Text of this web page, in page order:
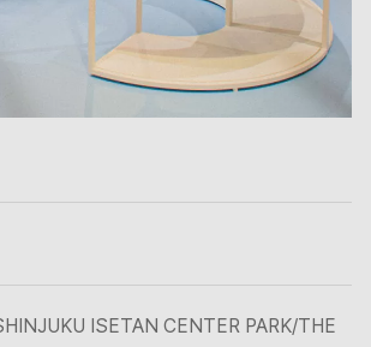
ISETAN CENTER PARK/THE